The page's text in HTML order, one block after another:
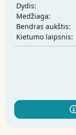
Dydis:
Medžiaga:
Bendras aukštis:
Kietumo laipsnis: